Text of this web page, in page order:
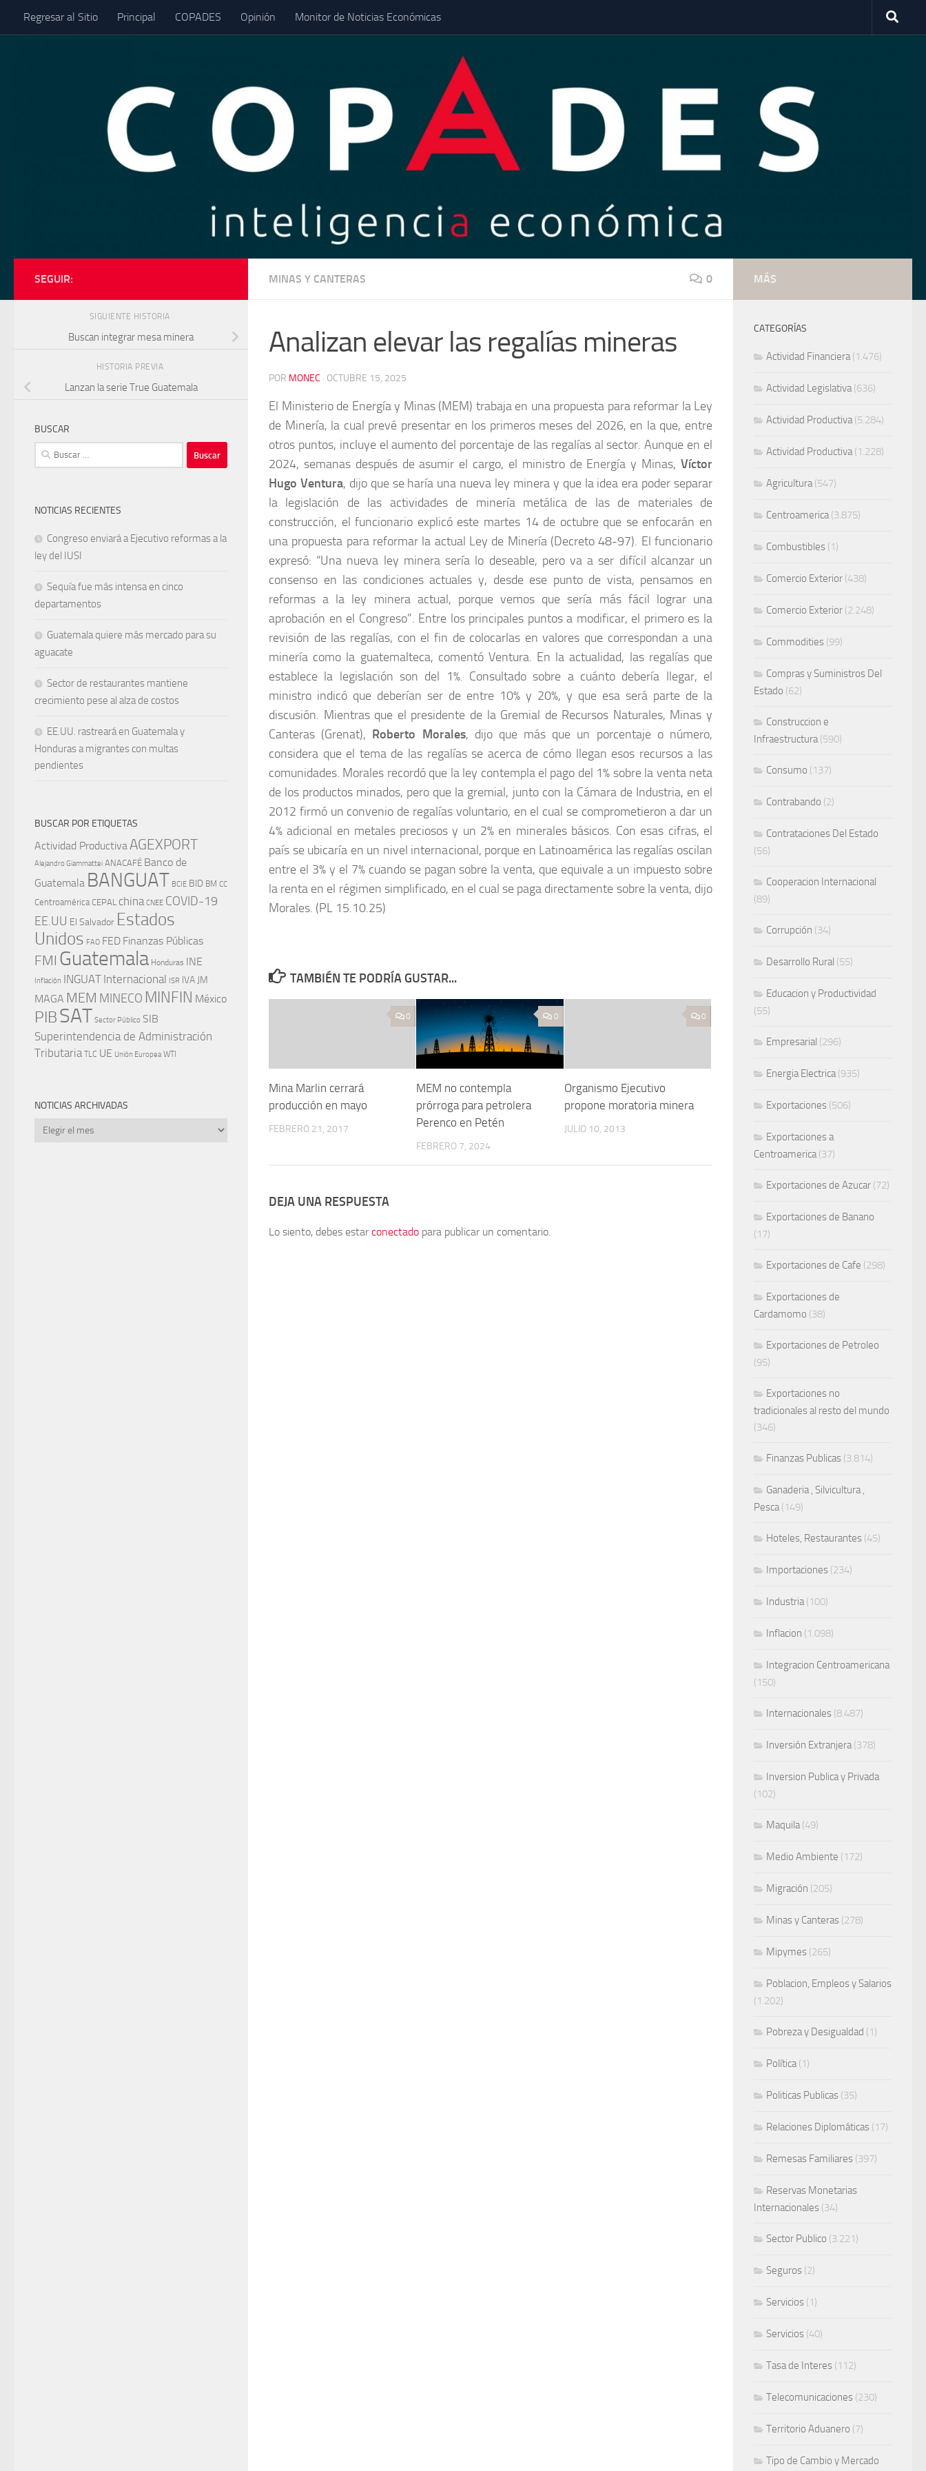
Saltar al contenido
Regresar al Sitio Principal COPADES Opinión Monitor de Noticias Económicas
MINAS Y CANTERAS 0
Analizan elevar las regalías mineras
POR MONEC · OCTUBRE 15, 2025
El Ministerio de Energía y Minas (MEM) trabaja en una propuesta para reformar la Ley
de Minería, la cual prevé presentar en los primeros meses del 2026, en la que, entre
otros puntos, incluye el aumento del porcentaje de las regalías al sector. Aunque en el
2024, semanas después de asumir el cargo, el ministro de Energía y Minas, Víctor
Hugo Ventura, dijo que se haría una nueva ley minera y que la idea era poder separar
la legislación de las actividades de minería metálica de las de materiales de
construcción, el funcionario explicó este martes 14 de octubre que se enfocarán en
una propuesta para reformar la actual Ley de Minería (Decreto 48-97). El funcionario
expresó: “Una nueva ley minera sería lo deseable, pero va a ser difícil alcanzar un
consenso en las condiciones actuales y, desde ese punto de vista, pensamos en
reformas a la ley minera actual, porque vemos que sería más fácil lograr una
aprobación en el Congreso”. Entre los principales puntos a modificar, el primero es la
revisión de las regalías, con el fin de colocarlas en valores que correspondan a una
minería como la guatemalteca, comentó Ventura. En la actualidad, las regalías que
establece la legislación son del 1%. Consultado sobre a cuánto debería llegar, el
ministro indicó que deberían ser de entre 10% y 20%, y que esa será parte de la
discusión. Mientras que el presidente de la Gremial de Recursos Naturales, Minas y
Canteras (Grenat), Roberto Morales, dijo que más que un porcentaje o número,
considera que el tema de las regalías se acerca de cómo llegan esos recursos a las
comunidades. Morales recordó que la ley contempla el pago del 1% sobre la venta neta
de los productos minados, pero que la gremial, junto con la Cámara de Industria, en el
2012 firmó un convenio de regalías voluntario, en el cual se comprometieron a dar un
4% adicional en metales preciosos y un 2% en minerales básicos. Con esas cifras, el
país se ubicaría en un nivel internacional, porque en Latinoamérica las regalías oscilan
entre el 3% y el 7% cuando se pagan sobre la venta, que equivale a un impuesto sobre
la renta en el régimen simplificado, en el cual se paga directamente sobre la venta, dijo
Morales. (PL 15.10.25)
TAMBIÉN TE PODRÍA GUSTAR...
0
Mina Marlin cerrará
producción en mayo
FEBRERO 21, 2017
0
MEM no contempla
prórroga para petrolera
Perenco en Petén
FEBRERO 7, 2024
0
Organismo Ejecutivo
propone moratoria minera
JULIO 10, 2013
DEJA UNA RESPUESTA
Lo siento, debes estarconectado para publicar un comentario.
SEGUIR:
SIGUIENTE HISTORIA
Buscan integrar mesa minera
HISTORIA PREVIA
Lanzan la serie True Guatemala
BUSCAR
Buscar:
NOTICIAS RECIENTES
Congreso enviará a Ejecutivo reformas a la
ley del IUSI
Sequía fue más intensa en cinco
departamentos
Guatemala quiere más mercado para su
aguacate
Sector de restaurantes mantiene
crecimiento pese al alza de costos
EE.UU. rastreará en Guatemala y
Honduras a migrantes con multas
pendientes
BUSCAR POR ETIQUETAS
Actividad ProductivaAGEXPORT
Alejandro Giammattei ANACAFÉ Banco de
Guatemala BANGUAT BCIE BID BM CC
Centroamérica CEPAL china CNEE COVID-19
EE.UU El Salvador Estados
Unidos FAO FED Finanzas Públicas
FMI Guatemala Honduras INE
Inflación INGUAT Internacional ISR IVA JM
MAGA MEM MINECO MINFIN México
PIBSAT Sector Público SIB
Superintendencia de Administración
Tributaria TLC UE Unión Europea WTI
NOTICIAS ARCHIVADAS
Noticias
MÁS
CATEGORÍAS
Actividad Financiera(1.476)
Actividad Legislativa(636)
Actividad Productiva(5.284)
Actividad Productiva(1.228)
Agricultura(547)
Centroamerica(3.875)
Combustibles (1)
Comercio Exterior (438)
Comercio Exterior (2.248)
Commodities (99)
Compras y Suministros Del
Estado (62)
Construccion e
Infraestructura(590)
Consumo (137)
Contrabando (2)
Contrataciones Del Estado
(56)
Cooperacion Internacional
(89)
Corrupción (34)
Desarrollo Rural (55)
Educacion y Productividad
(55)
Empresarial (296)
Energia Electrica(935)
Exportaciones (506)
Exportaciones a
Centroamerica(37)
Exportaciones de Azucar (72)
Exportaciones de Banano
(17)
Exportaciones de Cafe (298)
Exportaciones de
Cardamomo (38)
Exportaciones de Petroleo
(95)
Exportaciones no
tradicionales al resto del mundo
(346)
Finanzas Publicas (3.814)
Ganaderia , Silvicultura ,
Pesca(149)
Hoteles, Restaurantes (45)
Importaciones (234)
Industria(100)
Inflacion (1.098)
Integracion Centroamericana
(150)
Internacionales (8.487)
Inversión Extranjera(378)
Inversion Publica y Privada
(102)
Maquila(49)
Medio Ambiente (172)
Migración (205)
Minas y Canteras (278)
Mipymes (265)
Poblacion, Empleos y Salarios
(1.202)
Pobreza y Desigualdad (1)
Política(1)
Politicas Publicas (35)
Relaciones Diplomáticas (17)
Remesas Familiares (397)
Reservas Monetarias
Internacionales (34)
Sector Publico (3.221)
Seguros (2)
Servicios (1)
Servicios (40)
Tasa de Interes (112)
Telecomunicaciones (230)
Territorio Aduanero (7)
Tipo de Cambio y Mercado